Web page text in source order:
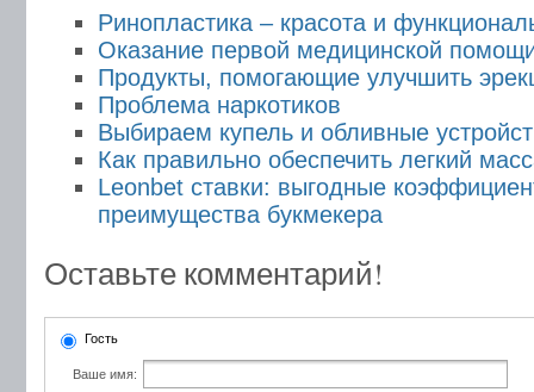
Ринопластика – красота и
Оказание первой медицинской
Продукты, помогающие улучшить
Проблема наркотиков
Выбираем купель и обливные
Как правильно обеспечить легкий
Leonbet ставки: выгодные
преимущества букмекера
Оставьте комментарий!
Гость
Ваше имя: